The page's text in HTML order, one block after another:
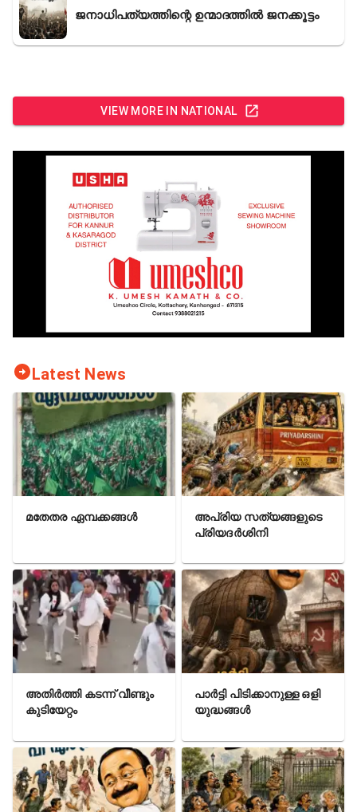
VIEW MORE IN NATIONAL
ജനാധിപത്യത്തിന്റെ ഉന്മാദത്തിൽ ജനക്കൂട്ടം
Latest News
മതേതര ഏമ്പക്കങ്ങൾ
അപ്രിയ സത്യങ്ങളുടെ
പ്രിയദർശിനി
അതിർത്തി കടന്ന് വീണ്ടും
കുടിയേറ്റം
പാർട്ടി പിടിക്കാനുള്ള ഒളി
യുദ്ധങ്ങൾ